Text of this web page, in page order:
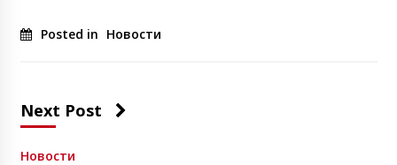
Posted in Новости
Next Post
Новости